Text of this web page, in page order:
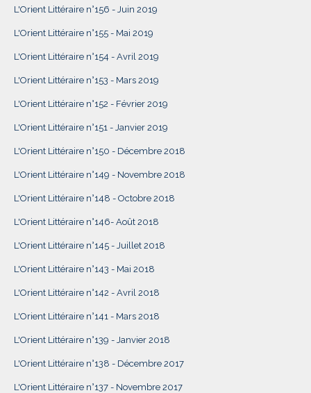
L'Orient Littéraire n°156 - Juin 2019
L'Orient Littéraire n°155 - Mai 2019
L'Orient Littéraire n°154 - Avril 2019
L'Orient Littéraire n°153 - Mars 2019
L'Orient Littéraire n°152 - Février 2019
L'Orient Littéraire n°151 - Janvier 2019
L'Orient Littéraire n°150 - Décembre 2018
L'Orient Littéraire n°149 - Novembre 2018
L'Orient Littéraire n°148 - Octobre 2018
L'Orient Littéraire n°146- Août 2018
L'Orient Littéraire n°145 - Juillet 2018
L'Orient Littéraire n°143 - Mai 2018
L'Orient Littéraire n°142 - Avril 2018
L'Orient Littéraire n°141 - Mars 2018
L'Orient Littéraire n°139 - Janvier 2018
L'Orient Littéraire n°138 - Décembre 2017
L'Orient Littéraire n°137 - Novembre 2017